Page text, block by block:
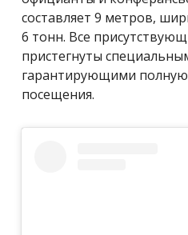
составляет 9 метров,
6 тонн. Все
пристегнуты
гарантирующими полную
посещения.